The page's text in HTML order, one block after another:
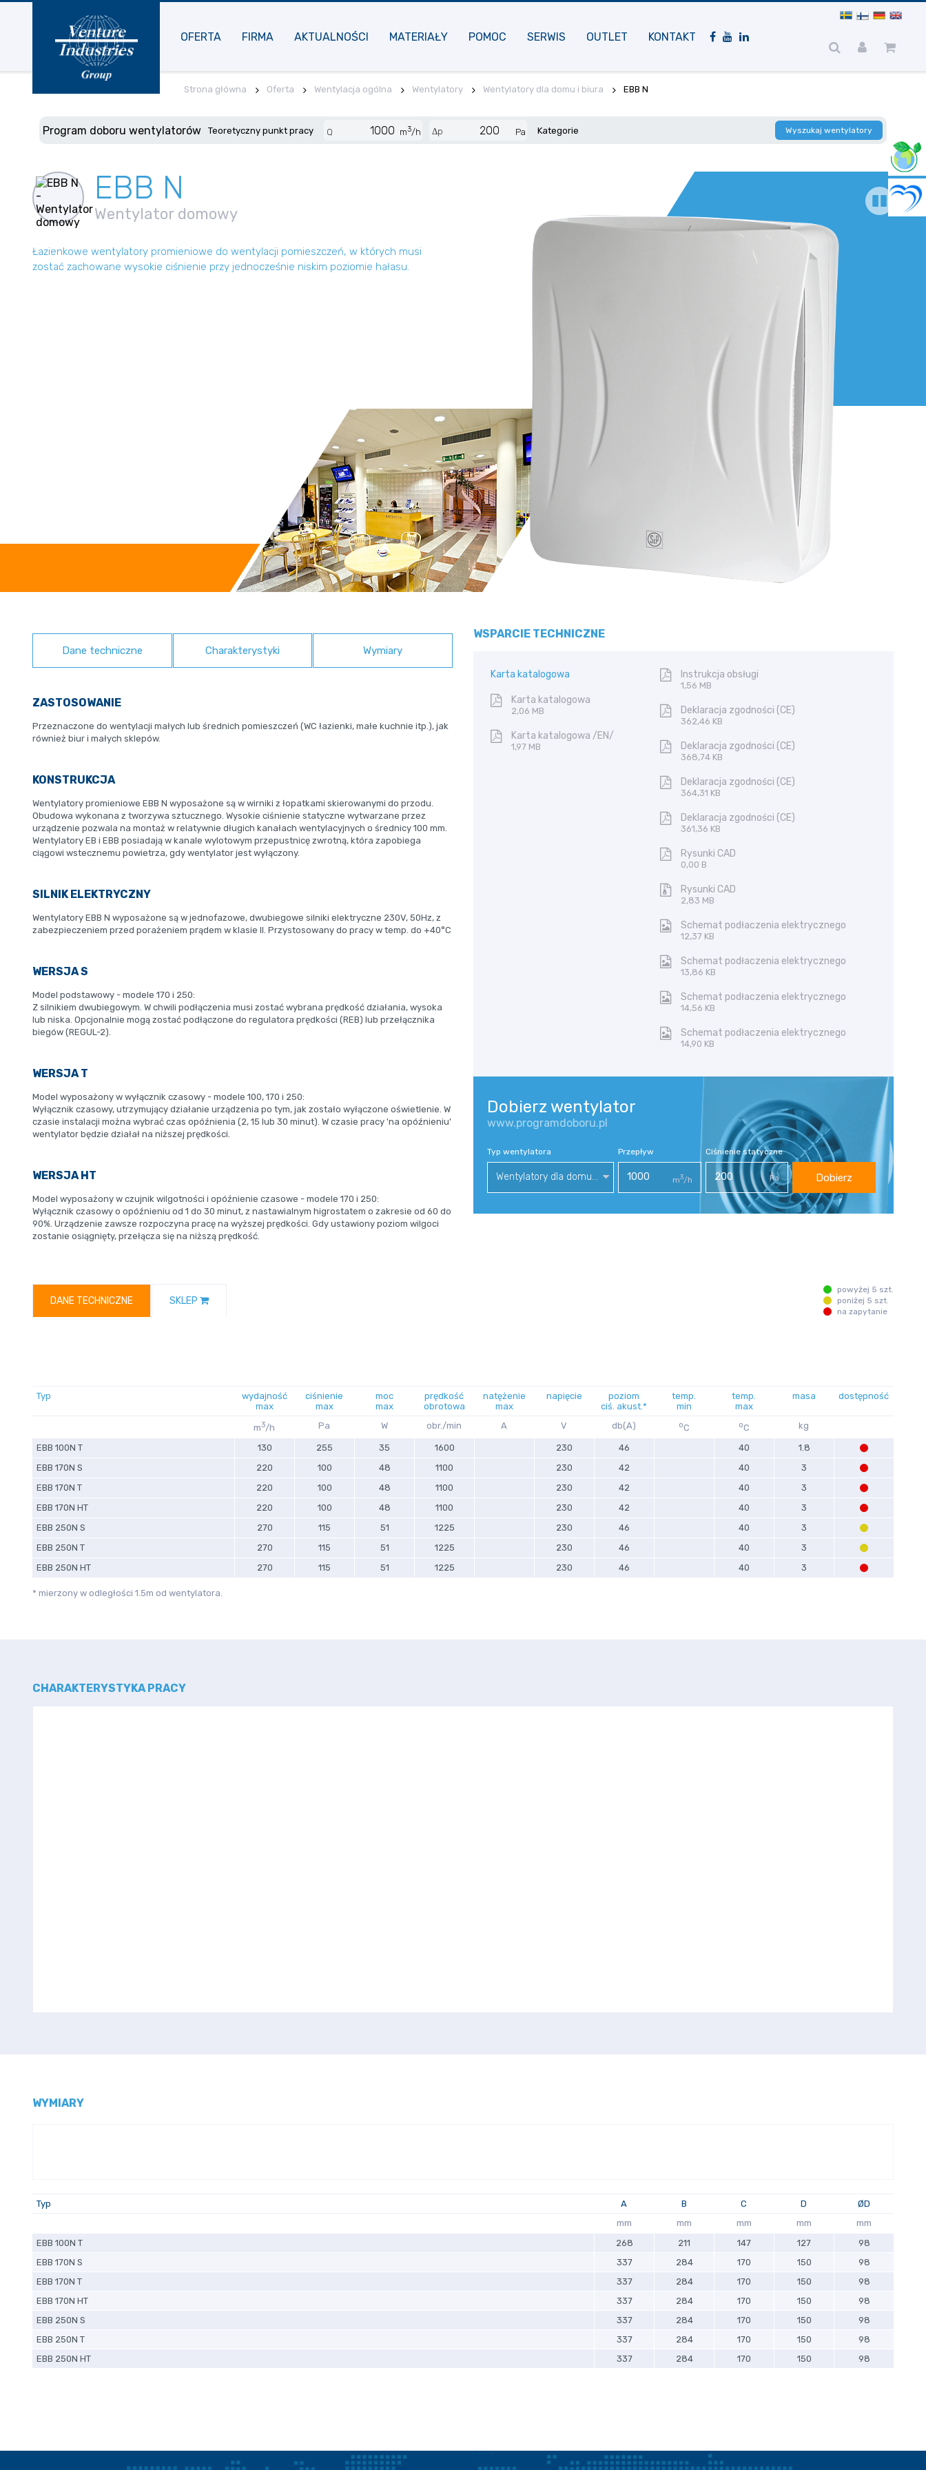
OFERTA FIRMA AKTUALNOŚCI MATERIAŁY POMOC SERWIS OUTLET KONTAKT
Strona główna Oferta Wentylacja ogólna Wentylatory Wentylatory dla domu i biura EBB N
Program doboru wentylatorów Teoretyczny punkt pracy Q m3/h Δp Pa Kategorie Wyszukaj wentylatory
EBB N
Wentylator domowy
Łazienkowe wentylatory promieniowe do wentylacji pomieszczeń, w których musi
zostać zachowane wysokie ciśnienie przy jednocześnie niskim poziomie hałasu.
Dane techniczne Charakterystyki Wymiary
ZASTOSOWANIE
Przeznaczone do wentylacji małych lub średnich pomieszczeń (WC łazienki, małe kuchnie itp.), jak
również biur i małych sklepów.
KONSTRUKCJA
Wentylatory promieniowe EBB N wyposażone są w wirniki z łopatkami skierowanymi do przodu.
Obudowa wykonana z tworzywa sztucznego. Wysokie ciśnienie statyczne wytwarzane przez
urządzenie pozwala na montaż w relatywnie długich kanałach wentylacyjnych o średnicy 100 mm.
Wentylatory EB i EBB posiadają w kanale wylotowym przepustnicę zwrotną, która zapobiega
ciągowi wstecznemu powietrza, gdy wentylator jest wyłączony.
SILNIK ELEKTRYCZNY
Wentylatory EBB N wyposażone są w jednofazowe, dwubiegowe silniki elektryczne 230V, 50Hz, z
zabezpieczeniem przed porażeniem prądem w klasie II. Przystosowany do pracy w temp. do +40°C
WERSJA S
Model podstawowy - modele 170 i 250:
Z silnikiem dwubiegowym. W chwili podłączenia musi zostać wybrana prędkość działania, wysoka
lub niska. Opcjonalnie mogą zostać podłączone do regulatora prędkości (REB) lub przełącznika
biegów (REGUL-2).
WERSJA T
Model wyposażony w wyłącznik czasowy - modele 100, 170 i 250:
Wyłącznik czasowy, utrzymujący działanie urządzenia po tym, jak zostało wyłączone oświetlenie. W
czasie instalacji można wybrać czas opóźnienia (2, 15 lub 30 minut). W czasie pracy 'na opóźnieniu'
wentylator będzie działał na niższej prędkości.
WERSJA HT
Model wyposażony w czujnik wilgotności i opóźnienie czasowe - modele 170 i 250:
Wyłącznik czasowy o opóźnieniu od 1 do 30 minut, z nastawialnym higrostatem o zakresie od 60 do
90%. Urządzenie zawsze rozpoczyna pracę na wyższej prędkości. Gdy ustawiony poziom wilgoci
zostanie osiągnięty, przełącza się na niższą prędkość.
WSPARCIE TECHNICZNE
Karta katalogowa
Karta katalogowa
2,06 MB
Karta katalogowa /EN/
1,97 MB
Instrukcja obsługi
1,56 MB
Deklaracja zgodności (CE)
362,46 KB
Deklaracja zgodności (CE)
368,74 KB
Deklaracja zgodności (CE)
364,31 KB
Deklaracja zgodności (CE)
361,36 KB
Rysunki CAD
0,00 B
Rysunki CAD
2,83 MB
Schemat podłaczenia elektrycznego
12,37 KB
Schemat podłaczenia elektrycznego
13,86 KB
Schemat podłaczenia elektrycznego
14,56 KB
Schemat podłaczenia elektrycznego
14,90 KB
Dobierz wentylator
www.programdoboru.pl
Typ wentylatora
Wentylatory dla domu i biura
Przepływ
m3/h
Ciśnienie statyczne
Pa Dobierz
DANE TECHNICZNE SKLEP
powyżej 5 szt.
poniżej 5 szt.
na zapytanie
Typ
wydajność
max
ciśnienie
max
moc
max
prędkość
obrotowa
natężenie
max
napięcie
poziom
ciś. akust.*
temp.
min
temp.
max
masa dostępność
m3/h Pa W obr./min A V db(A) oC oC kg
EBB 100N T 130 255 35 1600 230 46 40
1.8
EBB 170N S
220 100 48 1100 230 42 40
3
EBB 170N T
220 100 48 1100 230 42 40
3
EBB 170N HT
220 100 48 1100 230 42 40
3
EBB 250N S
270 115 51 1225 230 46 40
3
EBB 250N T
270 115 51 1225 230 46 40
3
EBB 250N HT
270 115 51 1225 230 46 40 3
* mierzony w odległości 1.5m od wentylatora.
CHARAKTERYSTYKA PRACY
WYMIARY
Typ A B C D
ØD
mm
mm mm mm
mm
EBB 100N T
268 211 147 127
98
EBB 170N S
337 284 170 150
98
EBB 170N T
337 284 170 150
98
EBB 170N HT
337 284 170 150
98
EBB 250N S
337 284 170 150
98
EBB 250N T
337 284 170 150
98
EBB 250N HT
337 284 170 150 98